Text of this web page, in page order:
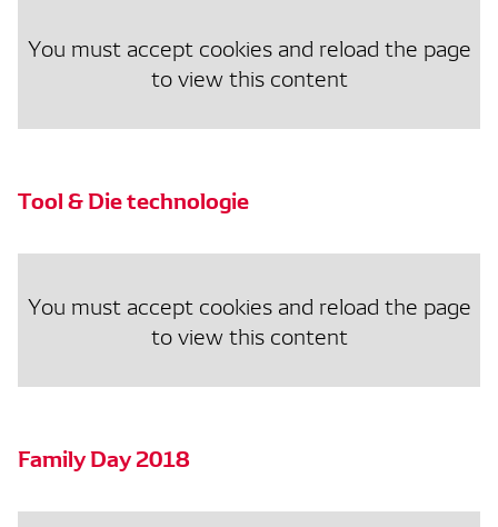
You must accept cookies and reload the page
to view this content
Tool & Die technologie
You must accept cookies and reload the page
to view this content
Family Day 2018